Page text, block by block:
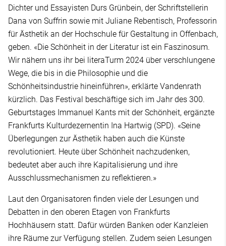
Dichter und Essayisten Durs Grünbein, der Schriftstellerin
Dana von Suffrin sowie mit Juliane Rebentisch, Professorin
für Ästhetik an der Hochschule für Gestaltung in Offenbach,
geben. «Die Schönheit in der Literatur ist ein Faszinosum.
Wir nähern uns ihr bei literaTurm 2024 über verschlungene
Wege, die bis in die Philosophie und die
Schönheitsindustrie hineinführen», erklärte Vandenrath
kürzlich. Das Festival beschäftige sich im Jahr des 300.
Geburtstages Immanuel Kants mit der Schönheit, ergänzte
Frankfurts Kulturdezernentin Ina Hartwig (SPD). «Seine
Überlegungen zur Ästhetik haben auch die Künste
revolutioniert. Heute über Schönheit nachzudenken,
bedeutet aber auch ihre Kapitalisierung und ihre
Ausschlussmechanismen zu reflektieren.»
Laut den Organisatoren finden viele der Lesungen und
Debatten in den oberen Etagen von Frankfurts
Hochhäusern statt. Dafür würden Banken oder Kanzleien
ihre Räume zur Verfügung stellen. Zudem seien Lesungen